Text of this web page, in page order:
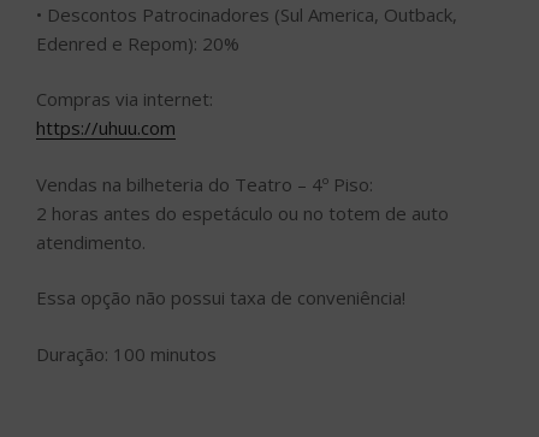
• Descontos Patrocinadores (Sul America, Outback,
Edenred e Repom): 20%
Compras via internet:
https://uhuu.com
Vendas na bilheteria do Teatro – 4º Piso:
2 horas antes do espetáculo ou no totem de auto
atendimento.
Essa opção não possui taxa de conveniência!
Duração: 100 minutos